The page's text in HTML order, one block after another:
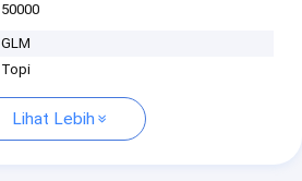
50000
GLM
Topi
Lihat Lebih